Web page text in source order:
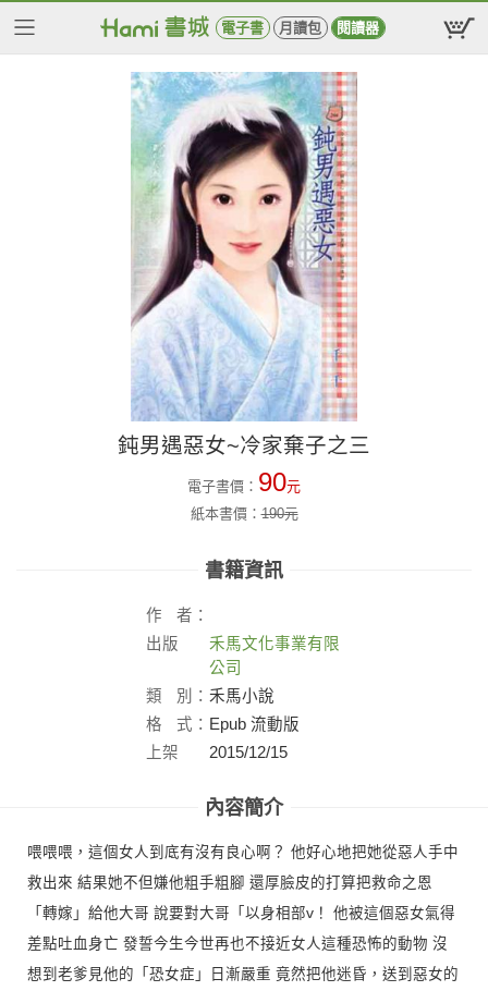
電子書 月讀包 閱讀器
鈍男遇惡女~冷家棄子之三
電子書價： 90元
紙本書價：190元
書籍資訊
作
者：
出版
禾馬文化事業有限
公司
類
別： 禾馬小說
格
式： Epub 流動版
上架
2015/12/15
內容簡介
喂喂喂，這個女人到底有沒有良心啊？ 他好心地把她從惡人手中
救出來 結果她不但嫌他粗手粗腳 還厚臉皮的打算把救命之恩
「轉嫁」給他大哥 說要對大哥「以身相部v！ 他被這個惡女氣得
差點吐血身亡 發誓今生今世再也不接近女人這種恐怖的動物 沒
想到老爹見他的「恐女症」日漸嚴重 竟然把他迷昏，送到惡女的